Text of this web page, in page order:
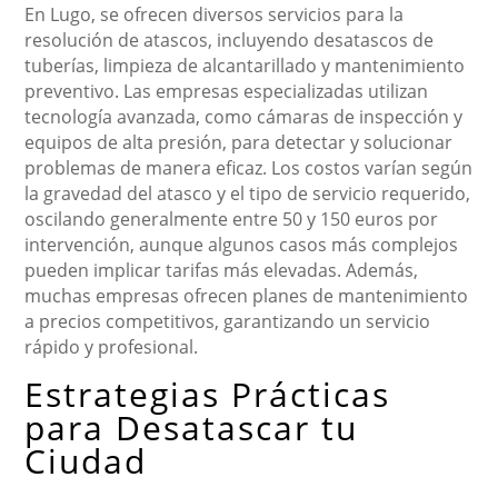
En Lugo, se ofrecen diversos servicios para la
resolución de atascos, incluyendo desatascos de
tuberías, limpieza de alcantarillado y mantenimiento
preventivo. Las empresas especializadas utilizan
tecnología avanzada, como cámaras de inspección y
equipos de alta presión, para detectar y solucionar
problemas de manera eficaz. Los costos varían según
la gravedad del atasco y el tipo de servicio requerido,
oscilando generalmente entre 50 y 150 euros por
intervención, aunque algunos casos más complejos
pueden implicar tarifas más elevadas. Además,
muchas empresas ofrecen planes de mantenimiento
a precios competitivos, garantizando un servicio
rápido y profesional.
Estrategias Prácticas
para Desatascar tu
Ciudad